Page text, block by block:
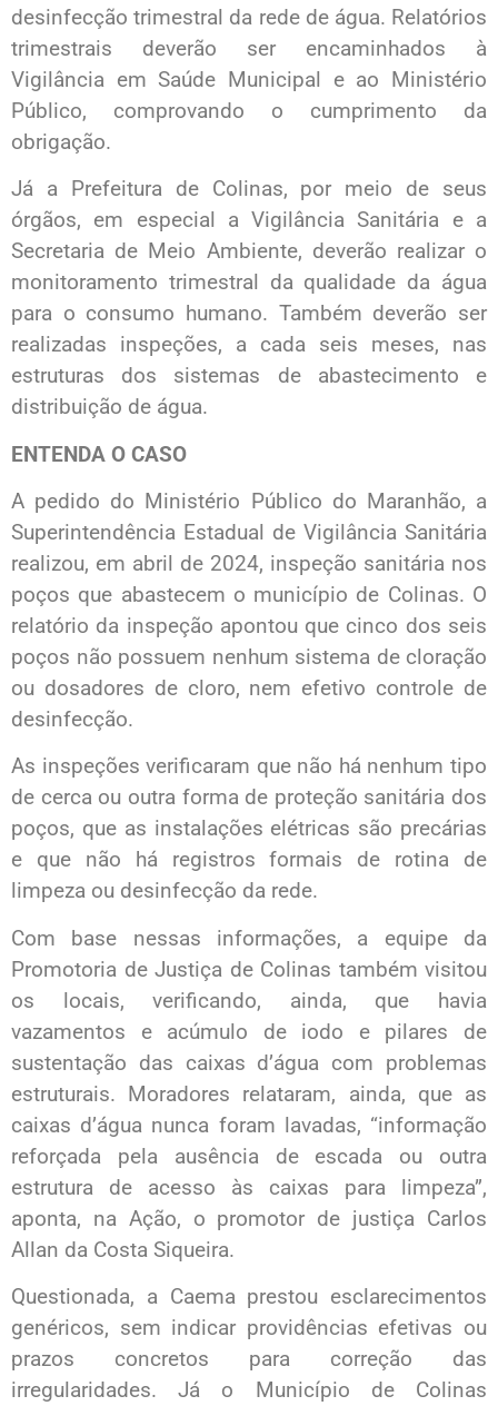
desinfecção trimestral da rede de água. Relatórios
trimestrais deverão ser encaminhados à
Vigilância em Saúde Municipal e ao Ministério
Público, comprovando o cumprimento da
obrigação.
Já a Prefeitura de Colinas, por meio de seus
órgãos, em especial a Vigilância Sanitária e a
Secretaria de Meio Ambiente, deverão realizar o
monitoramento trimestral da qualidade da água
para o consumo humano. Também deverão ser
realizadas inspeções, a cada seis meses, nas
estruturas dos sistemas de abastecimento e
distribuição de água.
ENTENDA O CASO
A pedido do Ministério Público do Maranhão, a
Superintendência Estadual de Vigilância Sanitária
realizou, em abril de 2024, inspeção sanitária nos
poços que abastecem o município de Colinas. O
relatório da inspeção apontou que cinco dos seis
poços não possuem nenhum sistema de cloração
ou dosadores de cloro, nem efetivo controle de
desinfecção.
As inspeções verificaram que não há nenhum tipo
de cerca ou outra forma de proteção sanitária dos
poços, que as instalações elétricas são precárias
e que não há registros formais de rotina de
limpeza ou desinfecção da rede.
Com base nessas informações, a equipe da
Promotoria de Justiça de Colinas também visitou
os locais, verificando, ainda, que havia
vazamentos e acúmulo de iodo e pilares de
sustentação das caixas d’água com problemas
estruturais. Moradores relataram, ainda, que as
caixas d’água nunca foram lavadas, “informação
reforçada pela ausência de escada ou outra
estrutura de acesso às caixas para limpeza”,
aponta, na Ação, o promotor de justiça Carlos
Allan da Costa Siqueira.
Questionada, a Caema prestou esclarecimentos
genéricos, sem indicar providências efetivas ou
prazos concretos para correção das
irregularidades. Já o Município de Colinas